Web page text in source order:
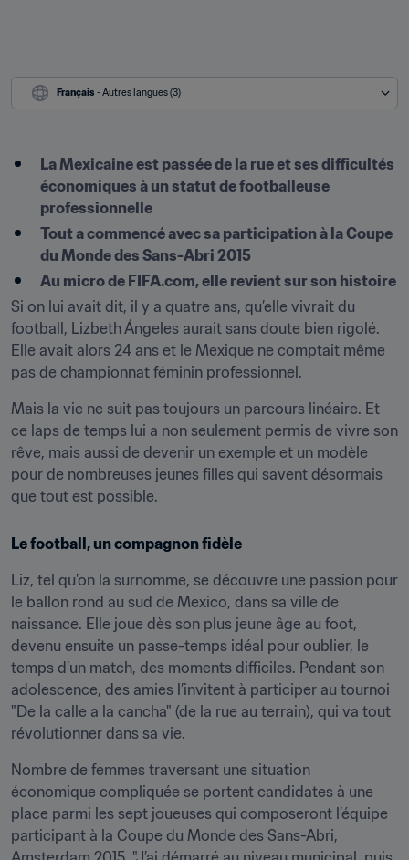
Français - Autres langues (3)
La Mexicaine est passée de la rue et ses difficultés
économiques à un statut de footballeuse
professionnelle
Tout a commencé avec sa participation à la Coupe
du Monde des Sans-Abri 2015
Au micro de FIFA.com, elle revient sur son histoire
Si on lui avait dit, il y a quatre ans, qu’elle vivrait du
football, Lizbeth Ángeles aurait sans doute bien rigolé.
Elle avait alors 24 ans et le Mexique ne comptait même
pas de championnat féminin professionnel.
Mais la vie ne suit pas toujours un parcours linéaire. Et
ce laps de temps lui a non seulement permis de vivre son
rêve, mais aussi de devenir un exemple et un modèle
pour de nombreuses jeunes filles qui savent désormais
que tout est possible.
Le football, un compagnon fidèle
Liz, tel qu’on la surnomme, se découvre une passion pour
le ballon rond au sud de Mexico, dans sa ville de
naissance. Elle joue dès son plus jeune âge au foot,
devenu ensuite un passe-temps idéal pour oublier, le
temps d’un match, des moments difficiles. Pendant son
adolescence, des amies l’invitent à participer au tournoi
"De la calle a la cancha" (de la rue au terrain), qui va tout
révolutionner dans sa vie.
Nombre de femmes traversant une situation
économique compliquée se portent candidates à une
place parmi les sept joueuses qui composeront l’équipe
participant à la Coupe du Monde des Sans-Abri,